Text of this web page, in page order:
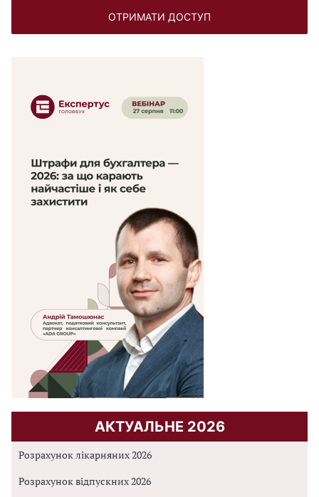
ОТРИМАТИ ДОСТУП
АКТУАЛЬНЕ 2026
Розрахунок лікарняних 2026
Розрахунок відпускних 2026